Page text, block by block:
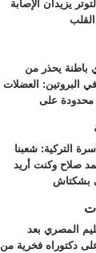
يزيدان الإصابة
باطنة يحذر من
في البروتين: العضلات
محدودة على
التركية: شعبنا
صلاح وكنت أريد
بشكتاش
المصري بعد
دكتوراه فخرية من